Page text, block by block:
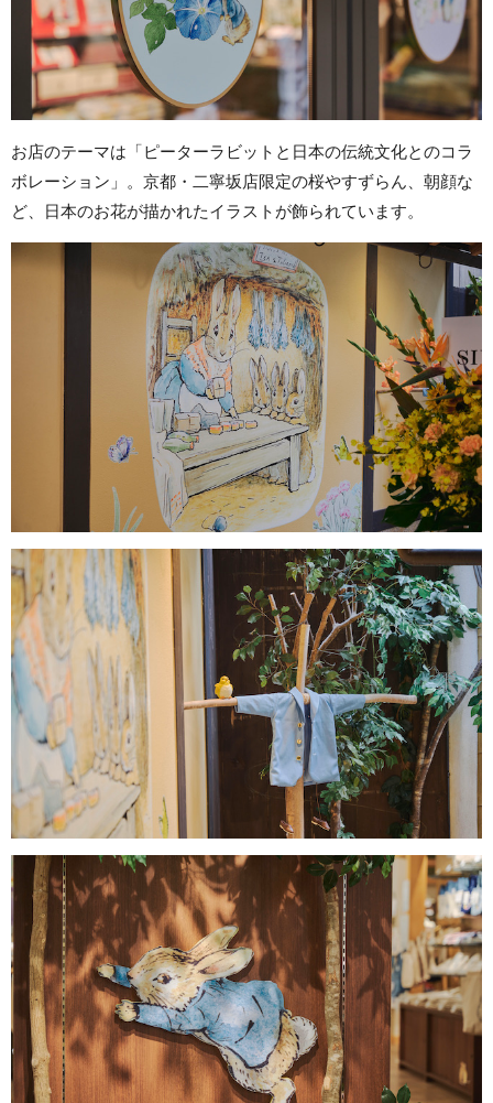
お店のテーマは「ピーターラビットと日本の伝統文化とのコラ
ボレーション」。京都・二寧坂店限定の桜やすずらん、朝顔な
ど、日本のお花が描かれたイラストが飾られています。